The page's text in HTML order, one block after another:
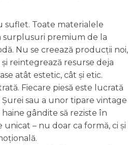
suflet. Toate materialele
surplusuri premium de la
Nu se creează producții noi,
reintegrează resurse deja
atât estetic, cât și etic.
Fiecare piesă este lucrată
sau a unor tipare vintage
gândite să reziste în
unicat – nu doar ca formă, ci și